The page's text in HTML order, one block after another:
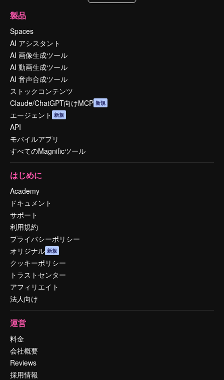
製品
Spaces
AI アシスタント
AI 画像生成ツール
AI 動画生成ツール
AI 音声合成ツール
ストックコンテンツ
Claude/ChatGPT向けMCP 新規
エージェント 新規
API
モバイルアプリ
すべてのMagnificツール
はじめに
Academy
ドキュメント
サポート
利用規約
プライバシーポリシー
オリジナル 新規
クッキーポリシー
トラストセンター
アフィリエイト
法人向け
運営
料金
会社概要
Reviews
採用情報